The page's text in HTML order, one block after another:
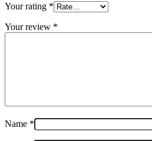
Your rating *
Your review *
Name *